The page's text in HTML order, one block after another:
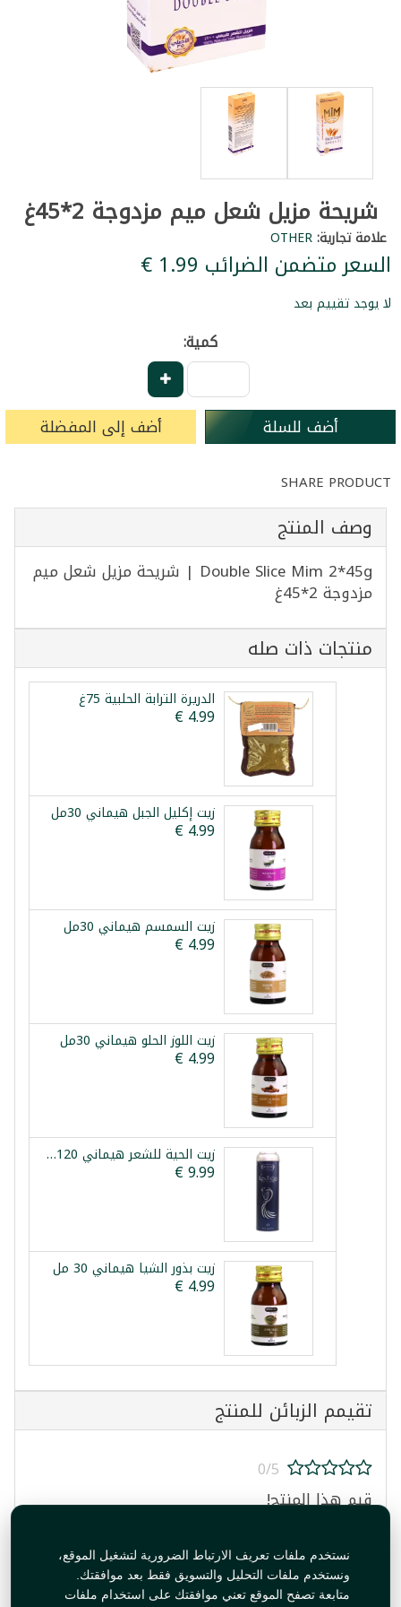
نستخدم ملفات تعريف الارتباط الضرورية لتشغيل الموقع،
ونستخدم ملفات التحليل والتسويق فقط بعد موافقتك.
متابعة تصفح الموقع تعني موافقتك على استخدام ملفات
شريحة مزيل شعل ميم مزدوجة 2*45غ
علامة تجارية:OTHER
السعر متضمن الضرائب ‏1.99 €
لا يوجد تقييم بعد
كمية:
أضف للسلة أضف إلى المفضلة
SHARE PRODUCT
وصف المنتج
Double Slice Mim 2*45g | شريحة مزيل شعل ميم
مزدوجة 2*45غ
منتجات ذات صله
الدريرة الترابة الحلبية 75غ
زيت إكليل الجبل هيماني 30مل
زيت السمسم هيماني 30مل
زيت اللوز الحلو هيماني 30مل
زيت الحية للشعر هيماني 120مل
زيت بذور الشيا هيماني 30 مل
تقيمم الزبائن للمنتج
0/5
قيم هذا المنتج!